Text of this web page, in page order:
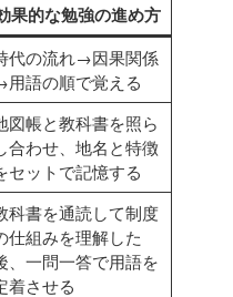
果的な勉強の進め方
代の流れ→因果関係
用語の順で覚える
図帳と教科書を照ら
合わせ、地名と特徴
セットで記憶する
科書を通読して制度
仕組みを理解した
、一問一答で用語を
着させる